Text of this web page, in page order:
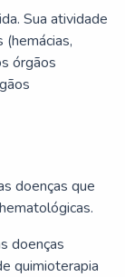
Sua atividade
órgãos
doenças que
doenças
quimioterapia